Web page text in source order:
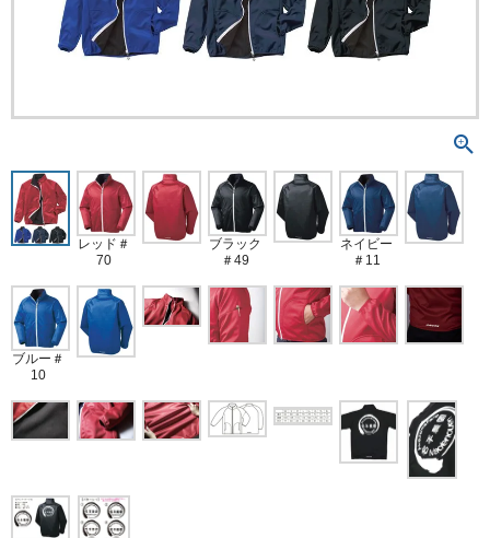
レッド＃
70
ブラック
＃49
ネイビー
＃11
ブルー＃
10